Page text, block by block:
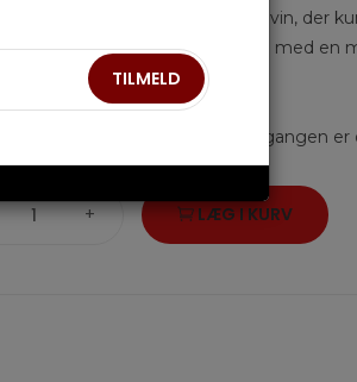
TILMELD
vinmarker og producere en vin, der
på disse marker er gamle med en
af denne vin i 2019-årgangen
+ LÆG I KURV